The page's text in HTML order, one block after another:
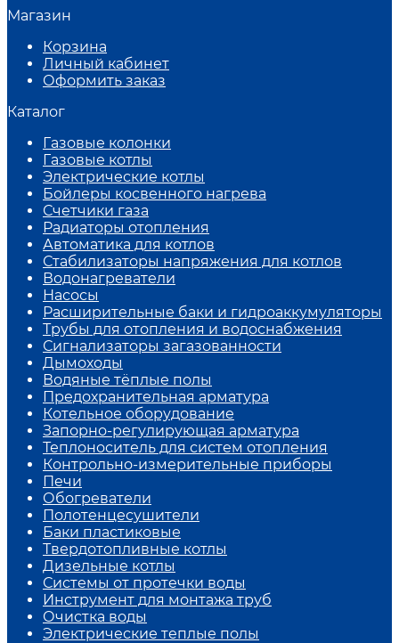
Магазин
Корзина
Личный кабинет
Оформить заказ
Каталог
Газовые колонки
Газовые котлы
Электрические котлы
Бойлеры косвенного нагрева
Счетчики газа
Радиаторы отопления
Автоматика для котлов
Стабилизаторы напряжения для котлов
Водонагреватели
Насосы
Расширительные баки и гидроаккумуляторы
Трубы для отопления и водоснабжения
Сигнализаторы загазованности
Дымоходы
Водяные тёплые полы
Предохранительная арматура
Котельное оборудование
Запорно-регулирующая арматура
Теплоноситель для систем отопления
Контрольно-измерительные приборы
Печи
Обогреватели
Полотенцесушители
Баки пластиковые
Твердотопливные котлы
Дизельные котлы
Системы от протечки воды
Инструмент для монтажа труб
Очистка воды
Электрические теплые полы